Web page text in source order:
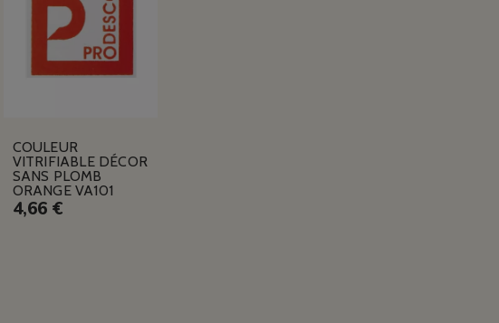
COULEUR
VITRIFIABLE DÉCOR
SANS PLOMB
ORANGE VA101
4,66 €